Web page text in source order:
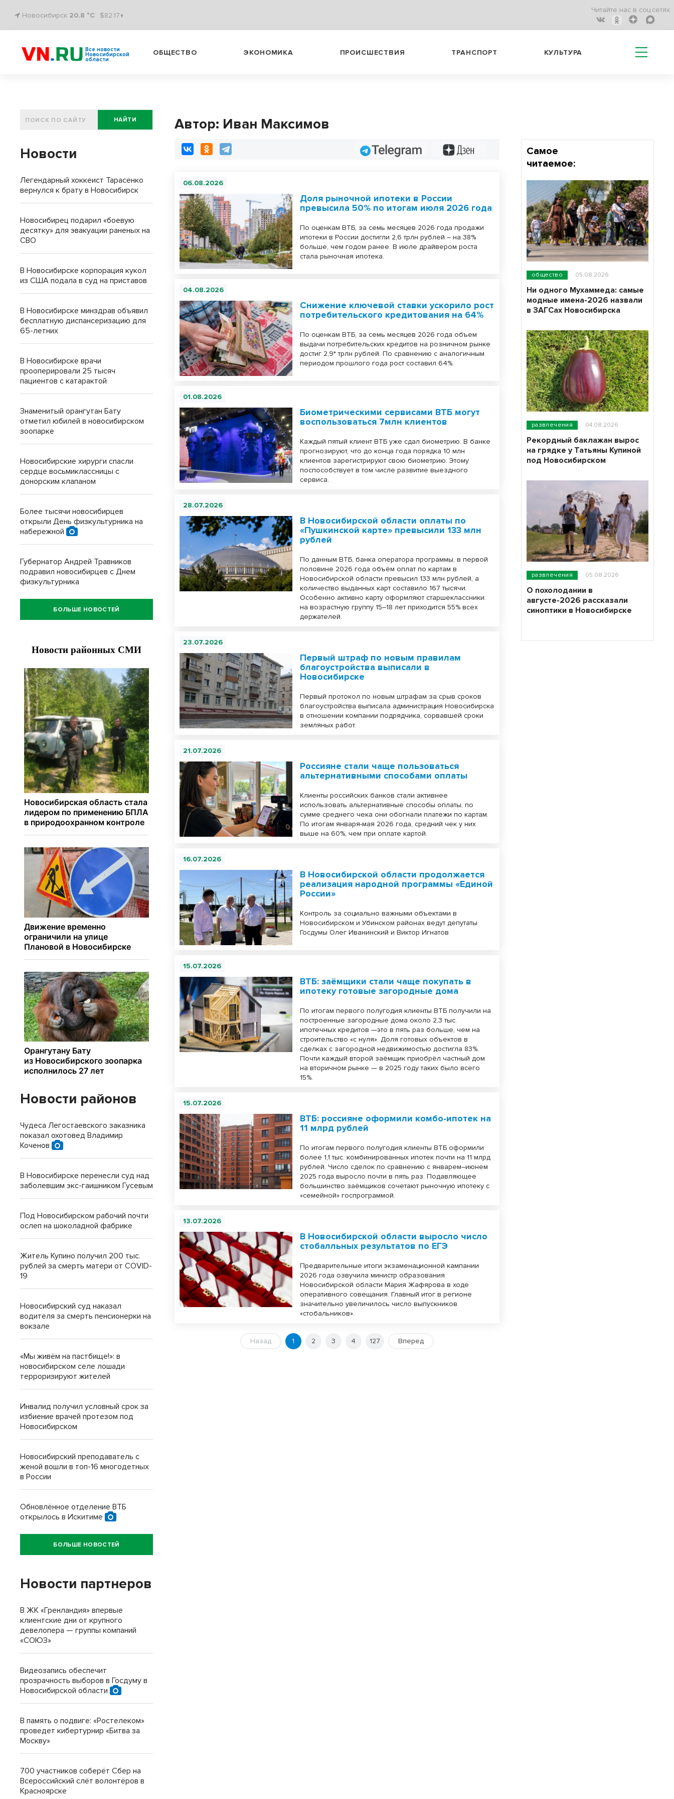
Новосибирск 20.8 °C $82.17↑
Читайте нас в соц.сетях:
Все новости
Новосибирской
области
ОБЩЕСТВО ЭКОНОМИКА ПРОИСШЕСТВИЯ ТРАНСПОРТ КУЛЬТУРА
Автор: Иван Максимов
Telegram
06.08.2026
Доля рыночной ипотеки в России
превысила 50% по итогам июля 2026 года
По оценкам ВТБ, за семь месяцев 2026 года продажи
ипотеки в России достигли 2,6 трлн рублей – на 38%
больше, чем годом ранее. В июле драйвером роста
стала рыночная ипотека.
04.08.2026
Снижение ключевой ставки ускорило рост
потребительского кредитования на 64%
По оценкам ВТБ, за семь месяцев 2026 года объем
выдачи потребительских кредитов на розничном рынке
достиг 2,9* трлн рублей. По сравнению с аналогичным
периодом прошлого года рост составил 64%.
01.08.2026
Биометрическими сервисами ВТБ могут
воспользоваться 7млн клиентов
Каждый пятый клиент ВТБ уже сдал биометрию. В банке
прогнозируют, что до конца года порядка 10 млн
клиентов зарегистрируют свою биометрию. Этому
поспособствует в том числе развитие выездного
сервиса.
28.07.2026
В Новосибирской области оплаты по
«Пушкинской карте» превысили 133 млн
рублей
По данным ВТБ, банка оператора программы, в первой
половине 2026 года объём оплат по картам в
Новосибирской области превысил 133 млн рублей, а
количество выданных карт составило 167 тысячи.
Особенно активно карту оформляют старшеклассники:
на возрастную группу 15–18 лет приходится 55% всех
держателей.
23.07.2026
Первый штраф по новым правилам
благоустройства выписали в
Новосибирске
Первый протокол по новым штрафам за срыв сроков
благоустройства выписала администрация Новосибирска
в отношении компании подрядчика, сорвавшей сроки
земляных работ.
21.07.2026
Россияне стали чаще пользоваться
альтернативными способами оплаты
Клиенты российских банков стали активнее
использовать альтернативные способы оплаты, по
сумме среднего чека они обогнали платежи по картам.
По итогам января-мая 2026 года, средний чек у них
выше на 60%, чем при оплате картой.
16.07.2026
В Новосибирской области продолжается
реализация народной программы «Единой
России»
Контроль за социально важными объектами в
Новосибирском и Убинском районах ведут депутаты
Госдумы Олег Иванинский и Виктор Игнатов
15.07.2026
ВТБ: заёмщики стали чаще покупать в
ипотеку готовые загородные дома
По итогам первого полугодия клиенты ВТБ получили на
построенные загородные дома около 2,3 тыс.
ипотечных кредитов —это в пять раз больше, чем на
строительство «с нуля». Доля готовых объектов в
сделках с загородной недвижимостью достигла 83%.
Почти каждый второй заёмщик приобрёл частный дом
на вторичном рынке — в 2025 году таких было всего
15%.
15.07.2026
ВТБ: россияне оформили комбо-ипотек на
11 млрд рублей
По итогам первого полугодия клиенты ВТБ оформили
более 1,1 тыс. комбинированных ипотек почти на 11 млрд
рублей. Число сделок по сравнению с январем–июнем
2025 года выросло почти в пять раз. Подавляющее
большинство заёмщиков сочетают рыночную ипотеку с
«семейной» госпрограммой.
13.07.2026
В Новосибирской области выросло число
стобалльных результатов по ЕГЭ
Предварительные итоги экзаменационной кампании
2026 года озвучила министр образования
Новосибирской области Мария Жафярова в ходе
оперативного совещания. Главный итог в регионе
значительно увеличилось число выпускников
«стобальников».
Назад 1 2 3 4 127 Вперед
НАЙТИ
Новости
Легендарный хоккеист Тарасенко
вернулся к брату в Новосибирск
Новосибирец подарил «боевую
десятку» для эвакуации раненых на
СВО
В Новосибирске корпорация кукол
из США подала в суд на приставов
В Новосибирске минздрав объявил
бесплатную диспансеризацию для
65-летних
В Новосибирске врачи
прооперировали 25 тысяч
пациентов с катарактой
Знаменитый орангутан Бату
отметил юбилей в новосибирском
зоопарке
Новосибирские хирурги спасли
сердце восьмиклассницы с
донорским клапаном
Более тысячи новосибирцев
открыли День физкультурника на
набережной
Губернатор Андрей Травников
подравил новосибирцев с Днем
физкультурника
БОЛЬШЕ НОВОСТЕЙ
Новости районов
Чудеса Легостаевского заказника
показал охотовед Владимир
Коченов
В Новосибирске перенесли суд над
заболевшим экс-гаишником Гусевым
Под Новосибирском рабочий почти
ослеп на шоколадной фабрике
Житель Купино получил 200 тыс.
рублей за смерть матери от COVID-
19
Новосибирский суд наказал
водителя за смерть пенсионерки на
вокзале
«Мы живём на пастбище!»: в
новосибирском селе лошади
терроризируют жителей
Инвалид получил условный срок за
избиение врачей протезом под
Новосибирском
Новосибирский преподаватель с
женой вошли в топ-16 многодетных
в России
Обновлённое отделение ВТБ
открылось в Искитиме
БОЛЬШЕ НОВОСТЕЙ
Новости партнеров
В ЖК «Гренландия» впервые
клиентские дни от крупного
девелопера — группы компаний
«СОЮЗ»
Видеозапись обеспечит
прозрачность выборов в Госдуму в
Новосибирской области
В память о подвиге: «Ростелеком»
проведет кибертурнир «Битва за
Москву»
700 участников соберёт Сбер на
Всероссийский слёт волонтёров в
Красноярске
Самое
читаемое:
общество 05.08.2026
Ни одного Мухаммеда: самые
модные имена-2026 назвали
в ЗАГСах Новосибирска
развлечения 04.08.2026
Рекордный баклажан вырос
на грядке у Татьяны Купиной
под Новосибирском
развлечения 05.08.2026
О похолодании в
августе-2026 рассказали
синоптики в Новосибирске